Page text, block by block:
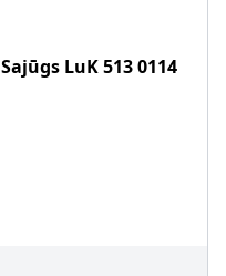
LuK513 0114